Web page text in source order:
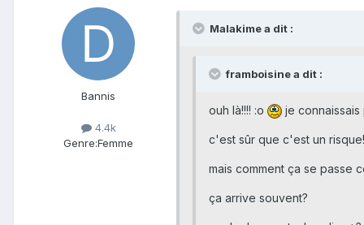
Bannis
4.4k
Genre:Femme
Malakime a dit :
framboisine a dit :
ouh là!!!! :o je connaissais
c'est sûr que c'est un
mais comment ça se passe
ça arrive souvent?